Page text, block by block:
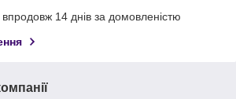
14 днів за домовленістю